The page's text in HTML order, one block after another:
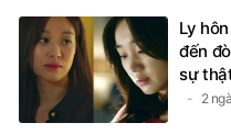
Ly
đến
sự
2